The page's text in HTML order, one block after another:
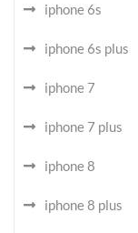
iphone 6s
iphone 6s plus
iphone 7
iphone 7 plus
iphone 8
iphone 8 plus